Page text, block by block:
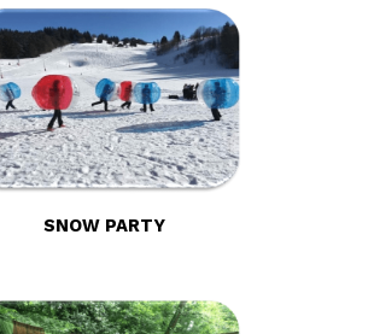
SNOW PARTY